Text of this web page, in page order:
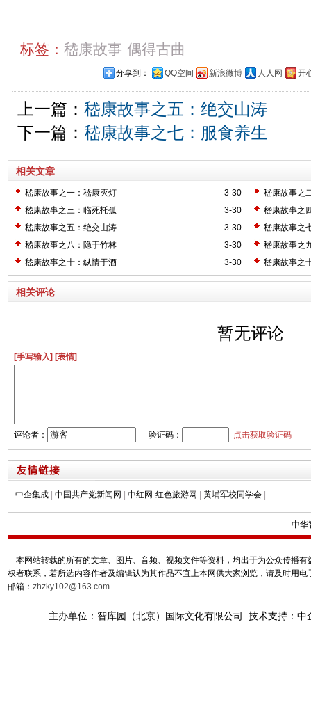
标签： 嵇康故事 偶得古曲
分享到： QQ空间 新浪微博 人人网 开
上一篇： 嵇康故事之五：绝交山涛
下一篇： 嵇康故事之七：服食养生
相关文章
3-30
嵇康故事之一：嵇康灭灯
嵇康故事之
3-30
嵇康故事之三：临死托孤
嵇康故事之
3-30
嵇康故事之五：绝交山涛
嵇康故事之
3-30
嵇康故事之八：隐于竹林
嵇康故事之
3-30
嵇康故事之十：纵情于酒 嵇康故事之
相关评论
暂无评论
[手写输入] [表情]
评论者： 验证码： 点击获取验证码
中企集成 中国共产党新闻网 中红网-红色旅游网 黄埔军校同学会
中华
本网站转载的所有的文章、图片、音频、视频文件等资料，均出于为公众传播
权者联系，若所选内容作者及编辑认为其作品不宜上本网供大家浏览，请及时用
邮箱： zhzky102@163.com
主办单位：智库园（北京）国际文化有限公司 技术支持：